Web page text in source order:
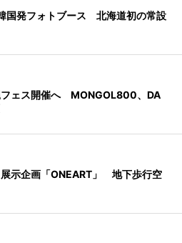
国発フォトブース 北海道初の常設
フェス開催へ MONGOL800、DA
示企画「ONEART」 地下歩行空